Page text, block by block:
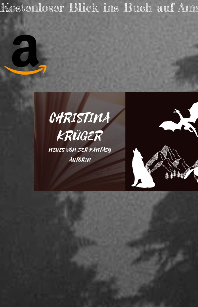
Kostenloser Blick ins Buch auf